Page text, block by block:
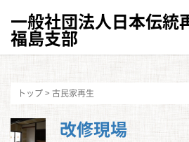
一般社団法人日本伝統
福島支部
トップ> 古民家再生
改修現場